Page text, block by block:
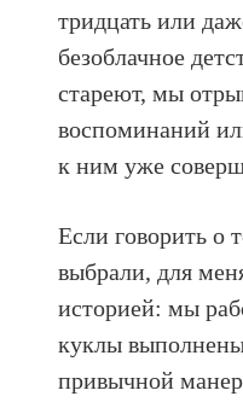
тридцать или
безоблачное
стареют, мы
воспоминаний
к ним уже
Если говорить о
выбрали, для
историей: мы
куклы
привычной